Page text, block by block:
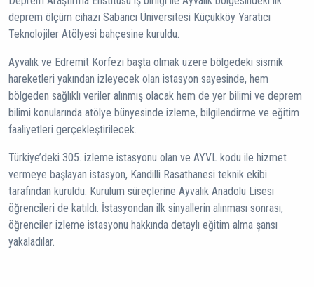
deprem ölçüm cihazı Sabancı Üniversitesi Küçükköy Yaratıcı
Teknolojiler Atölyesi bahçesine kuruldu.
Ayvalık ve Edremit Körfezi başta olmak üzere bölgedeki sismik
hareketleri yakından izleyecek olan istasyon sayesinde, hem
bölgeden sağlıklı veriler alınmış olacak hem de yer bilimi ve deprem
bilimi konularında atölye bünyesinde izleme, bilgilendirme ve eğitim
faaliyetleri gerçekleştirilecek.
Türkiye’deki 305. izleme istasyonu olan ve AYVL kodu ile hizmet
vermeye başlayan istasyon, Kandilli Rasathanesi teknik ekibi
tarafından kuruldu. Kurulum süreçlerine Ayvalık Anadolu Lisesi
öğrencileri de katıldı. İstasyondan ilk sinyallerin alınması sonrası,
öğrenciler izleme istasyonu hakkında detaylı eğitim alma şansı
yakaladılar.